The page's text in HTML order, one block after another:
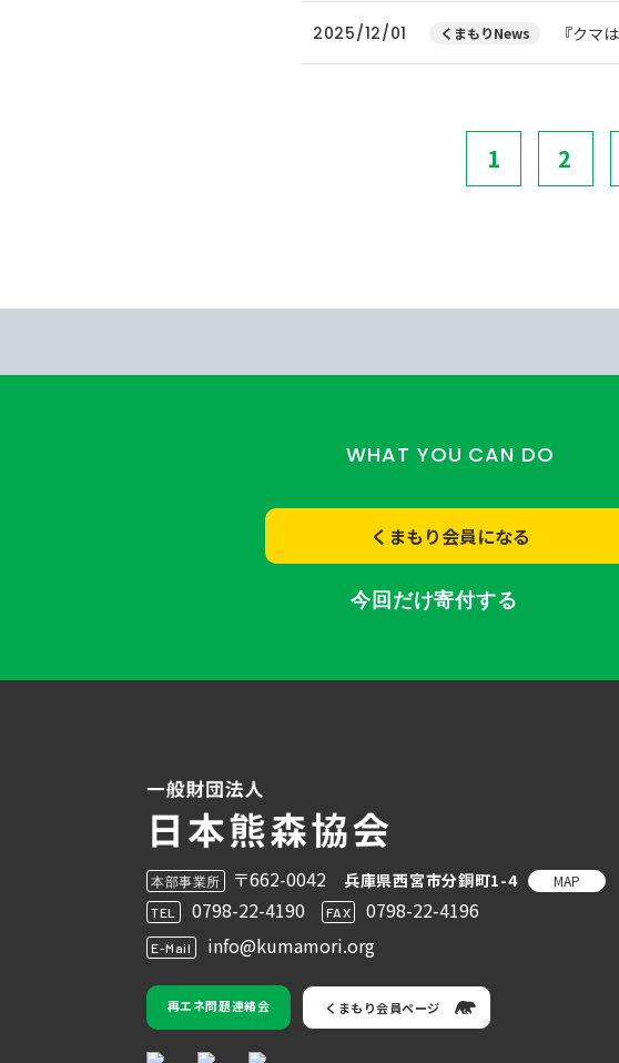
2025/12/01 くまもりNews 『クマ
1 2
WHAT YOU CAN DO
くまもり会員になる
今回だけ寄付する
本部事業所 〒662-0042 兵庫県西宮市分銅町1-4 MAP
TEL 0798-22-4190 FAX 0798-22-4196
E-Mail info@kumamori.org
再エネ問題連絡会 くまもり会員ページ